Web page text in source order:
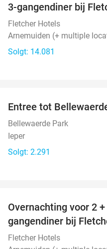
3-gangendiner bij
Fletcher Hotels
Arnemuiden (+ multiple
Solgt: 14.081
Entree tot
Bellewaerde Park
Ieper
Solgt: 2.291
Overnachting voor 2
gangendiner bij
Fletcher Hotels